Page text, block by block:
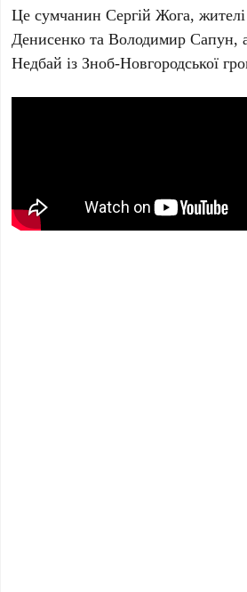
Це сумчанин Сергій Жога,
Денисенко та Володимир Сапун,
Недбай із Зноб-Новгородської